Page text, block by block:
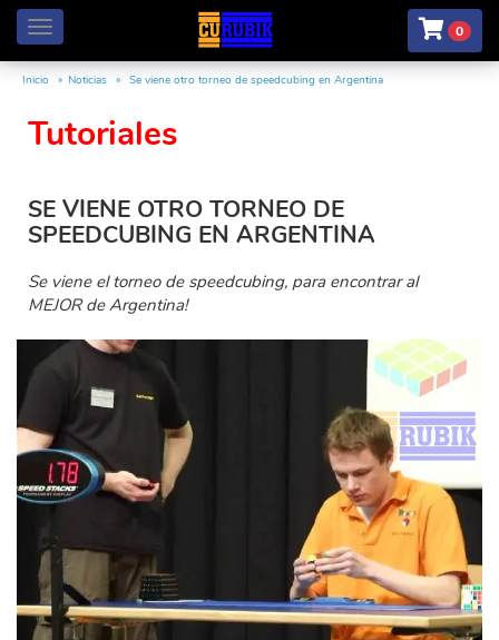
Menú 0
Inicio Noticias Se viene otro torneo de speedcubing en Argentina
Tutoriales
SE VIENE OTRO TORNEO DE
SPEEDCUBING EN ARGENTINA
Se viene el torneo de speedcubing, para encontrar al
MEJOR de Argentina!